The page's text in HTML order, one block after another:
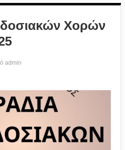
Χορών
admin